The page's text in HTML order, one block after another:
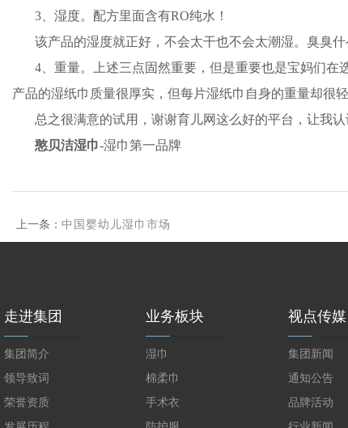
3、湿度。配方里面含有RO纯水！
该产品的湿度就正好，不会太干也不会太潮湿。臭臭
4、重量。上述三点固然重要，但是重要也是宝妈们
产品的湿纸巾质量很厚实，但每片湿纸巾自身的重量却很
总之很满意的试用，谢谢育儿网这么好的平台，让我
憨贝洁湿巾-湿巾第一品牌
上一条： 中国婴幼儿湿巾市场
走进集团
集团简介
领导致词
荣誉资质
业务板块
湿巾
棉柔巾
手术衣
视点传媒
集团新闻
通知公告
品牌活动